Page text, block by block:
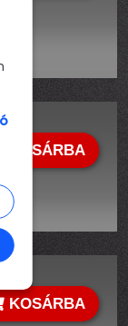
KOSÁRBA
KOSÁRBA